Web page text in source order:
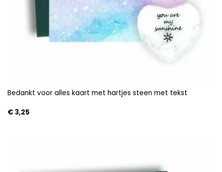
Bedankt voor alles kaart met hartjes steen met tekst
€3,25